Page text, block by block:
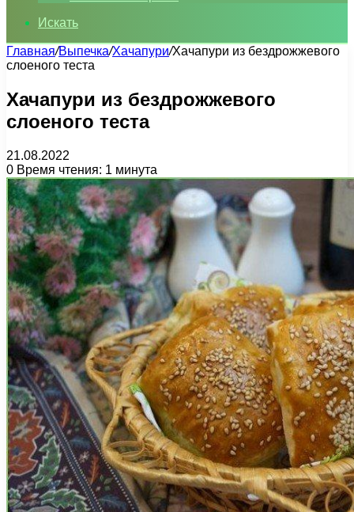
Искать
Главная/Выпечка/Хачапури/Хачапури из бездрожжевого
слоеного теста
Хачапури из бездрожжевого
слоеного теста
21.08.2022
0 Время чтения: 1 минута